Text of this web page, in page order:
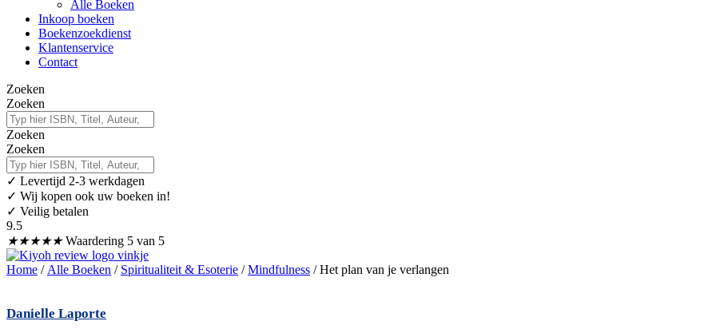
Alle Boeken
Inkoop boeken
Boekenzoekdienst
Klantenservice
Contact
Zoeken
Zoeken
Zoeken
Zoeken
✓ Levertijd 2-3 werkdagen
✓ Wij kopen ook uw boeken in!
✓ Veilig betalen
9.5
★★★★★ Waardering 5 van 5
Home / Alle Boeken / Spiritualiteit & Esoterie /Mindfulness / Het plan van je verlangen
Danielle Laporte